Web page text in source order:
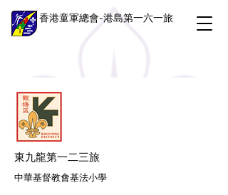
香港童軍總會-港島第一六一旅
東九龍第一二三旅
中華基督教會基法小學